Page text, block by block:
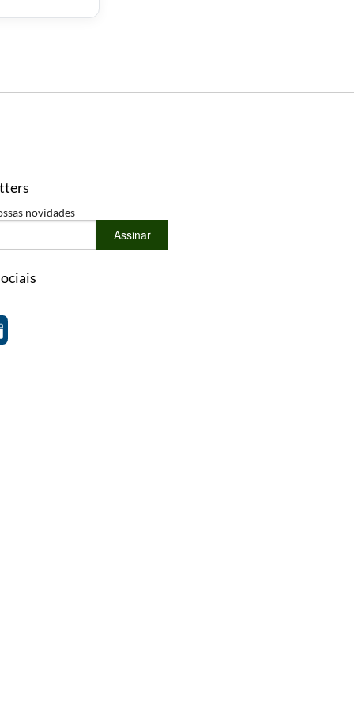
novidades
Assinar